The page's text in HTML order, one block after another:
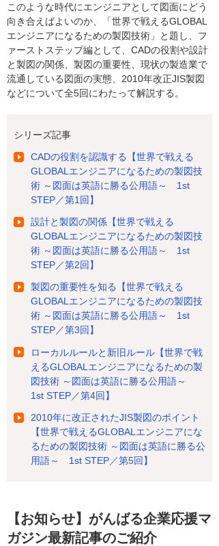
このような時代にエンジニアとして図面にどう
向き合えばよいのか、「世界で戦えるGLOBAL
エンジニアになるための製図技術」と題し、フ
ァーストステップ編として、CADの役割や設計
と製図の関係、製図の重要性、現状の製造業で
流通している図面の実態、2010年改正JIS製図
などについて全5回にわたって解説する。
シリーズ記事
CADの役割を認識する【世界で戦える
GLOBALエンジニアになるための製図技
術 ～図面は英語に勝る公用語～ 1st
STEP／第1回】
設計と製図の関係【世界で戦える
GLOBALエンジニアになるための製図技
術 ～図面は英語に勝る公用語～ 1st
STEP／第2回】
製図の重要性を知る【世界で戦える
GLOBALエンジニアになるための製図技
術 ～図面は英語に勝る公用語～ 1st
STEP／第3回】
ローカルルールと新旧ルール【世界で戦
えるGLOBALエンジニアになるための製
図技術 ～図面は英語に勝る公用語～
1st STEP／第4回】
2010年に改正されたJIS製図のポイント
【世界で戦えるGLOBALエンジニアにな
るための製図技術 ～図面は英語に勝る公
用語～ 1st STEP／第5回】
【お知らせ】がんばる企業応援マ
ガジン最新記事のご紹介